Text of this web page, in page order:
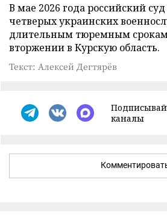
В мае 2026 года российский суд
четверых украинских
длительным тюремным
вторжении в Курскую область.
Текст: Алексей Дегтярёв
каналы